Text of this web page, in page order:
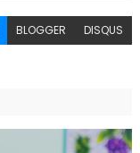
BLOGGER DISQUS